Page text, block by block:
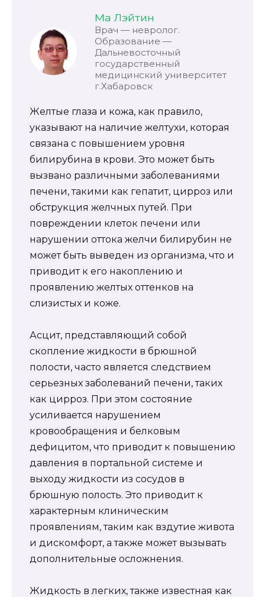
Ма Лэйтин
Врач — невролог.
Образование —
Дальневосточный
государственный
медицинский университет
г.Хабаровск
Желтые глаза и кожа, как правило,
указывают на наличие желтухи, которая
связана с повышением уровня
билирубина в крови. Это может быть
вызвано различными заболеваниями
печени, такими как гепатит, цирроз или
обструкция желчных путей. При
повреждении клеток печени или
нарушении оттока желчи билирубин не
может быть выведен из организма, что и
приводит к его накоплению и
проявлению желтых оттенков на
слизистых и коже.
Асцит, представляющий собой
скопление жидкости в брюшной
полости, часто является следствием
серьезных заболеваний печени, таких
как цирроз. При этом состояние
усиливается нарушением
кровообращения и белковым
дефицитом, что приводит к повышению
давления в портальной системе и
выходу жидкости из сосудов в
брюшную полость. Это приводит к
характерным клиническим
проявлениям, таким как вздутие живота
и дискомфорт, а также может вызывать
дополнительные осложнения.
Жидкость в легких, также известная как